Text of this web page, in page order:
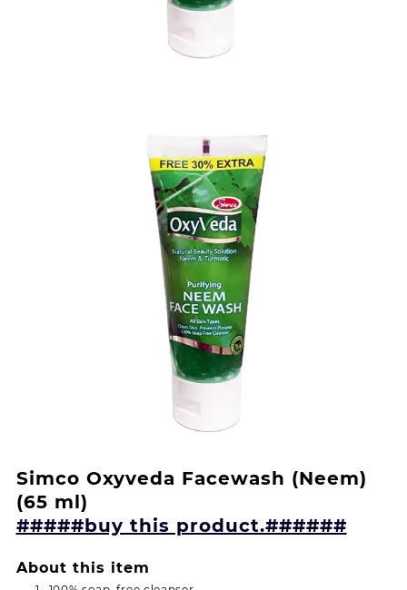
Simco Oxyveda Facewash (Neem)
(65 ml)
#####buy this product.######
About this item